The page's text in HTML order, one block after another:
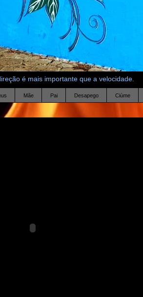
é mais importante que a velocidade.
Mãe Pai Desapego Ciúme